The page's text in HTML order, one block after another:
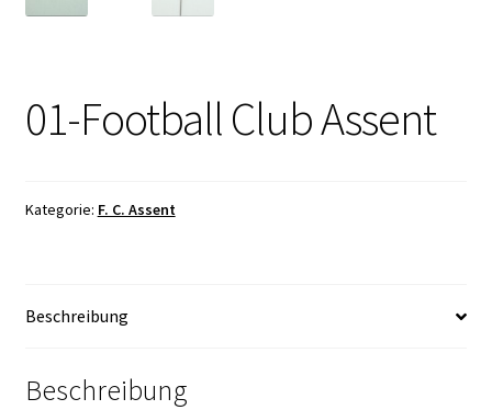
01-Football Club Assent
Kategorie: F. C. Assent
Beschreibung
Beschreibung